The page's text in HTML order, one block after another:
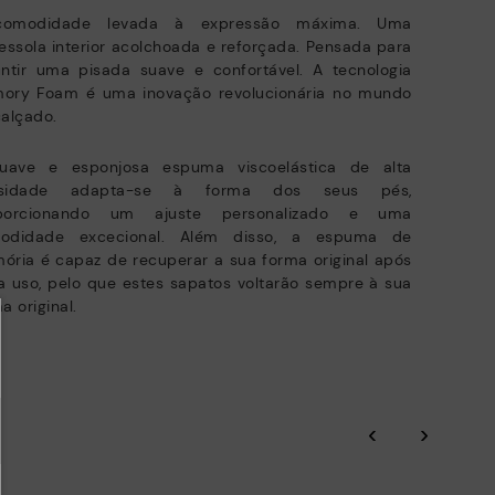
gratuitos para pedidos superiores a 50€ - devoluções
Prazo de devolução ampliado para 60 dias para utilizadores
à newsletter e membros do Club.
DESCUBRA MAIS
levada à expressão máxima. Uma
interior acolchoada e reforçada. Pensada para
uma pisada suave e confortável. A tecnologia
Foam é uma inovação revolucionária no mundo
e esponjosa espuma viscoelástica de alta
adapta-se à forma dos seus pés,
um ajuste personalizado e uma
excecional. Além disso, a espuma de
é capaz de recuperar a sua forma original após
uso, pelo que estes sapatos voltarão sempre à sua
original.
‹ ›